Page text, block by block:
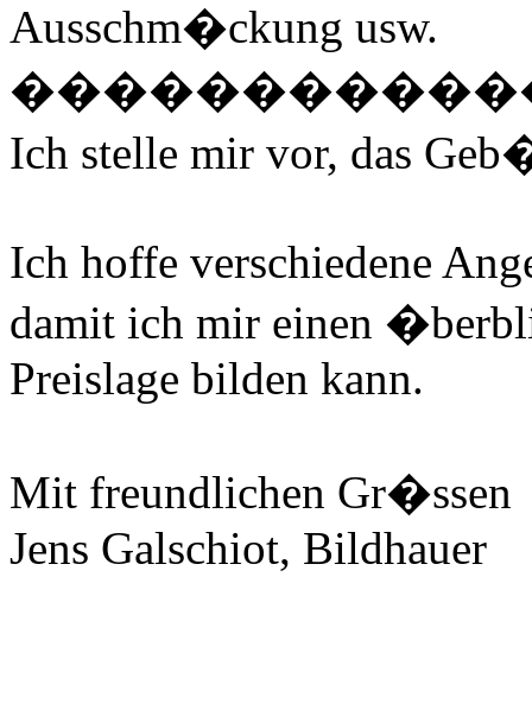
Ausschm�ckung usw.
Ich stelle mir vor, das
Ich hoffe verschiedene
damit ich mir einen
Preislage bilden kann.
Mit freundlichen Gr�ssen
Jens Galschiot, Bildhauer